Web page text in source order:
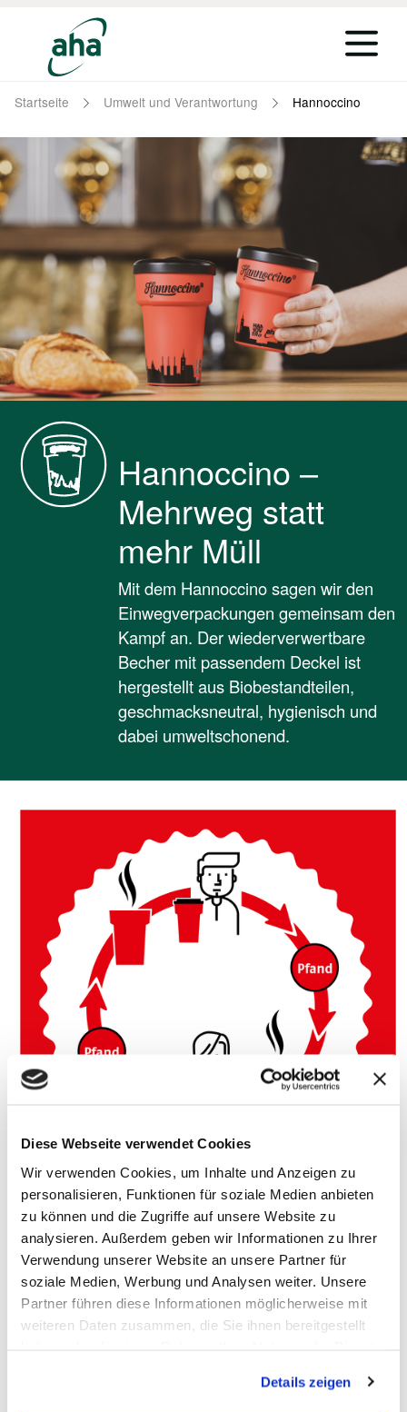
Diese Webseite verwendet Cookies
Wir verwenden Cookies, um Inhalte und Anzeigen zu
personalisieren, Funktionen für soziale Medien anbieten
zu können und die Zugriffe auf unsere Website zu
analysieren. Außerdem geben wir Informationen zu Ihrer
Verwendung unserer Website an unsere Partner für
soziale Medien, Werbung und Analysen weiter. Unsere
Partner führen diese Informationen möglicherweise mit
weiteren Daten zusammen, die Sie ihnen bereitgestellt
Details zeigen
Startseite Umwelt und Verantwortung Hannoccino
Hannoccino –
Mehrweg statt
mehr Müll
Mit dem Hannoccino sagen wir den
Einwegverpackungen gemeinsam den
Kampf an. Der wiederverwertbare
Becher mit passendem Deckel ist
hergestellt aus Biobestandteilen,
geschmacksneutral, hygienisch und
dabei umweltschonend.
In Deutschland werden pro Stunde 320.000 Coffee-
to-go-Becher verbraucht. Mit Hannoccino sagen wir
den Einwegverpackungen den Kampf an: Ein
wiederverwertbarer Becher in schickem Design.
Hygienisch, geschmacksneutral und an immer mehr